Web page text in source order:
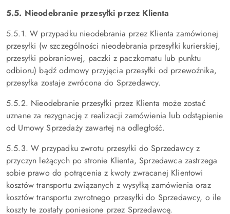
5.5. Nieodebranie przesyłki przez Klienta
5.5.1. W przypadku nieodebrania przez Klienta zamówionej
przesyłki (w szczególności nieodebrania przesyłki kurierskiej,
przesyłki pobraniowej, paczki z paczkomatu lub punktu
odbioru) bądź odmowy przyjęcia przesyłki od przewoźnika,
przesyłka zostaje zwrócona do Sprzedawcy.
5.5.2. Nieodebranie przesyłki przez Klienta może zostać
uznane za rezygnację z realizacji zamówienia lub odstąpienie
od Umowy Sprzedaży zawartej na odległość.
5.5.3. W przypadku zwrotu przesyłki do Sprzedawcy z
przyczyn leżących po stronie Klienta, Sprzedawca zastrzega
sobie prawo do potrącenia z kwoty zwracanej Klientowi
kosztów transportu związanych z wysyłką zamówienia oraz
kosztów transportu zwrotnego przesyłki do Sprzedawcy, o ile
koszty te zostały poniesione przez Sprzedawcę.